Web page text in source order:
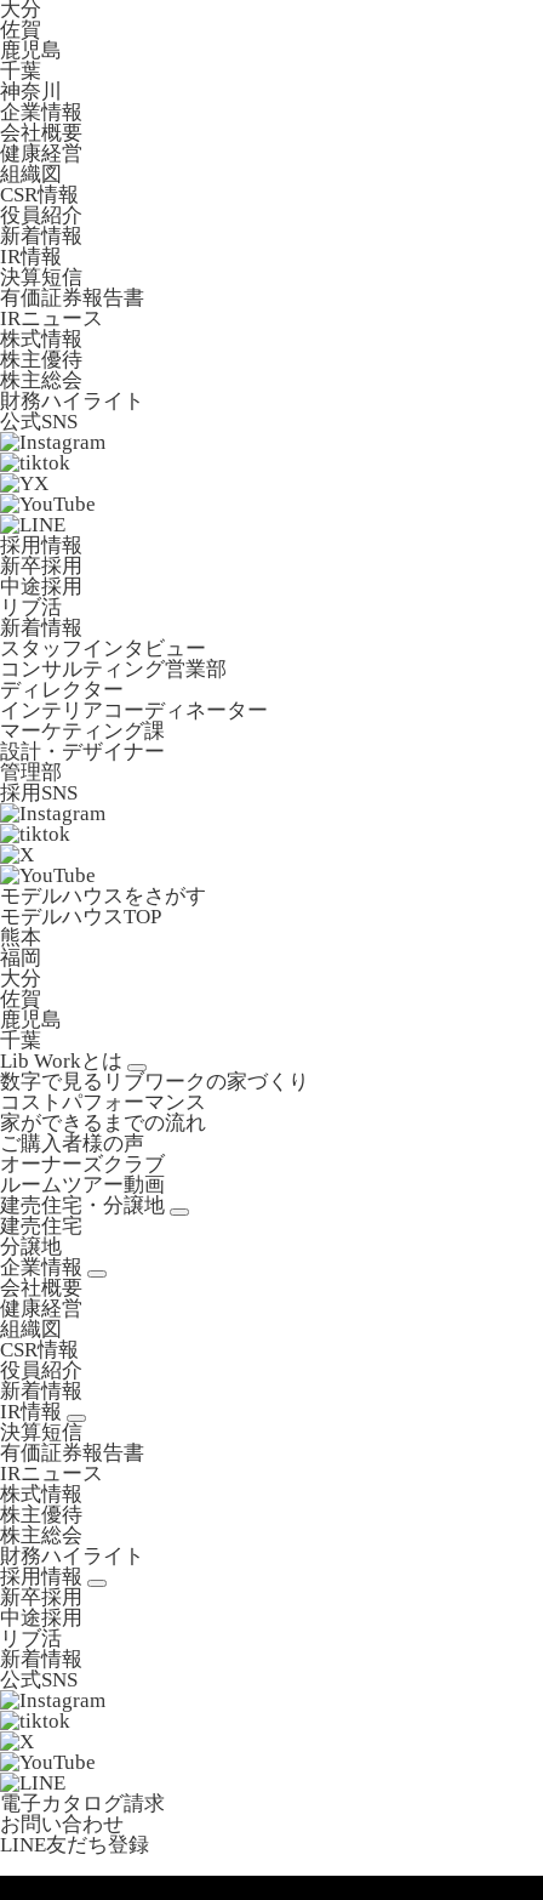
大分
佐賀
鹿児島
千葉
神奈川
企業情報
会社概要
健康経営
組織図
CSR情報
役員紹介
新着情報
IR情報
決算短信
有価証券報告書
IRニュース
株式情報
株主優待
株主総会
財務ハイライト
公式SNS
採用情報
新卒採用
中途採用
リブ活
新着情報
スタッフインタビュー
コンサルティング営業部
ディレクター
インテリアコーディネーター
マーケティング課
設計・デザイナー
管理部
採用SNS
モデルハウスをさがす
モデルハウスTOP
熊本
福岡
大分
佐賀
鹿児島
千葉
Lib Workとは
数字で見るリブワークの家づくり
コストパフォーマンス
家ができるまでの流れ
ご購入者様の声
オーナーズクラブ
ルームツアー動画
建売住宅・分譲地
建売住宅
分譲地
企業情報
会社概要
健康経営
組織図
CSR情報
役員紹介
新着情報
IR情報
決算短信
有価証券報告書
IRニュース
株式情報
株主優待
株主総会
財務ハイライト
採用情報
新卒採用
中途採用
リブ活
新着情報
公式SNS
電子カタログ請求
お問い合わせ
LINE友だち登録